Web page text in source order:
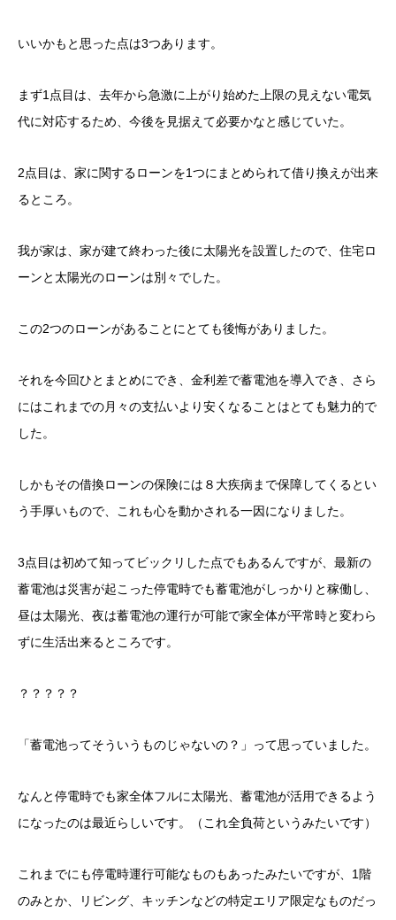
いいかもと思った点は3つあります。
まず1点目は、去年から急激に上がり始めた上限の見えない電気
代に対応するため、今後を見据えて必要かなと感じていた。
2点目は、家に関するローンを1つにまとめられて借り換えが出来
るところ。
我が家は、家が建て終わった後に太陽光を設置したので、住宅ロ
ーンと太陽光のローンは別々でした。
この2つのローンがあることにとても後悔がありました。
それを今回ひとまとめにでき、金利差で蓄電池を導入でき、さら
にはこれまでの月々の支払いより安くなることはとても魅力的で
した。
しかもその借換ローンの保険には８大疾病まで保障してくるとい
う手厚いもので、これも心を動かされる一因になりました。
3点目は初めて知ってビックリした点でもあるんですが、最新の
蓄電池は災害が起こった停電時でも蓄電池がしっかりと稼働し、
昼は太陽光、夜は蓄電池の運行が可能で家全体が平常時と変わら
ずに生活出来るところです。
？？？？？
「蓄電池ってそういうものじゃないの？」って思っていました。
なんと停電時でも家全体フルに太陽光、蓄電池が活用できるよう
になったのは最近らしいです。（これ全負荷というみたいです）
これまでにも停電時運行可能なものもあったみたいですが、1階
のみとか、リビング、キッチンなどの特定エリア限定なものだっ